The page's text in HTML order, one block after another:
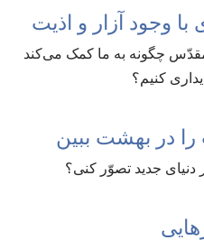
چگونه به ما کمک می‌کند
کنیم؟‏
دنیای جدید تصوّر کنی؟‏